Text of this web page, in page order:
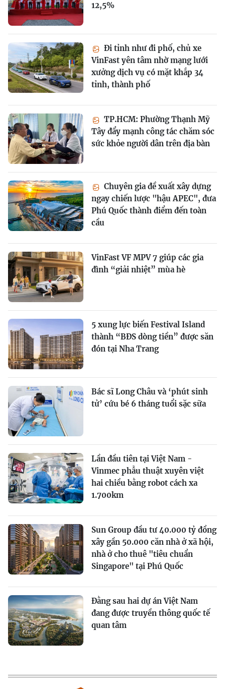
12,5%
Đi tỉnh như đi phố, chủ xe
VinFast yên tâm nhờ mạng lưới
xưởng dịch vụ có mặt khắp 34
tỉnh, thành phố
TP.HCM: Phường Thạnh Mỹ
Tây đẩy mạnh công tác chăm sóc
sức khỏe người dân trên địa bàn
Chuyên gia đề xuất xây dựng
ngay chiến lược "hậu APEC", đưa
Phú Quốc thành điểm đến toàn
cầu
VinFast VF MPV 7 giúp các gia
đình “giải nhiệt” mùa hè
5 xung lực biến Festival Island
thành “BĐS dòng tiền” được săn
đón tại Nha Trang
Bác sĩ Long Châu và ‘phút sinh
tử’ cứu bé 6 tháng tuổi sặc sữa
Lần đầu tiên tại Việt Nam -
Vinmec phẫu thuật xuyên việt
hai chiều bằng robot cách xa
1.700km
Sun Group đầu tư 40.000 tỷ đồng
xây gần 50.000 căn nhà ở xã hội,
nhà ở cho thuê "tiêu chuẩn
Singapore" tại Phú Quốc
Đằng sau hai dự án Việt Nam
đang được truyền thông quốc tế
quan tâm